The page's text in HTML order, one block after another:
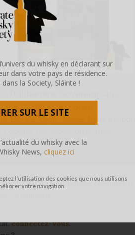
d’information vous pouvez consulter
connectez-vous.
du whisky en déclarant sur
dans votre pays de résidence.
dans la Society, Sláinte !
SUR LE SITE
l’utilisation des cookies que nous utilisons
votre navigation.
du whisky avec la
News, cliquez ici